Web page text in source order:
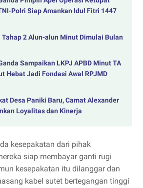
Polri Siap Amankan Idul Fitri 1447
Tahap 2 Alun-alun Minut Dimulai Bulan
Sampaikan LKPJ APBD Minut TA
Hebat Jadi Fondasi Awal RPJMD
Desa Paniki Baru, Camat Alexander
Loyalitas dan Kinerja
kesepakatan dari pihak
siap membayar ganti rugi
kesepakatan itu dilanggar dan
kabel sutet bertegangan tinggi